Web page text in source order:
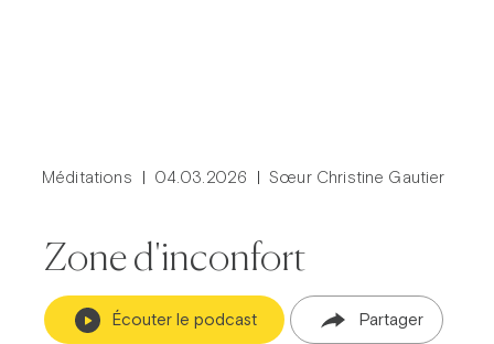
Méditations 04.03.2026 Sœur Christine Gautier
Zone d'inconfort
Écouter le podcast Partager